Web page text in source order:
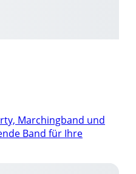
Marchingband und
Band für Ihre